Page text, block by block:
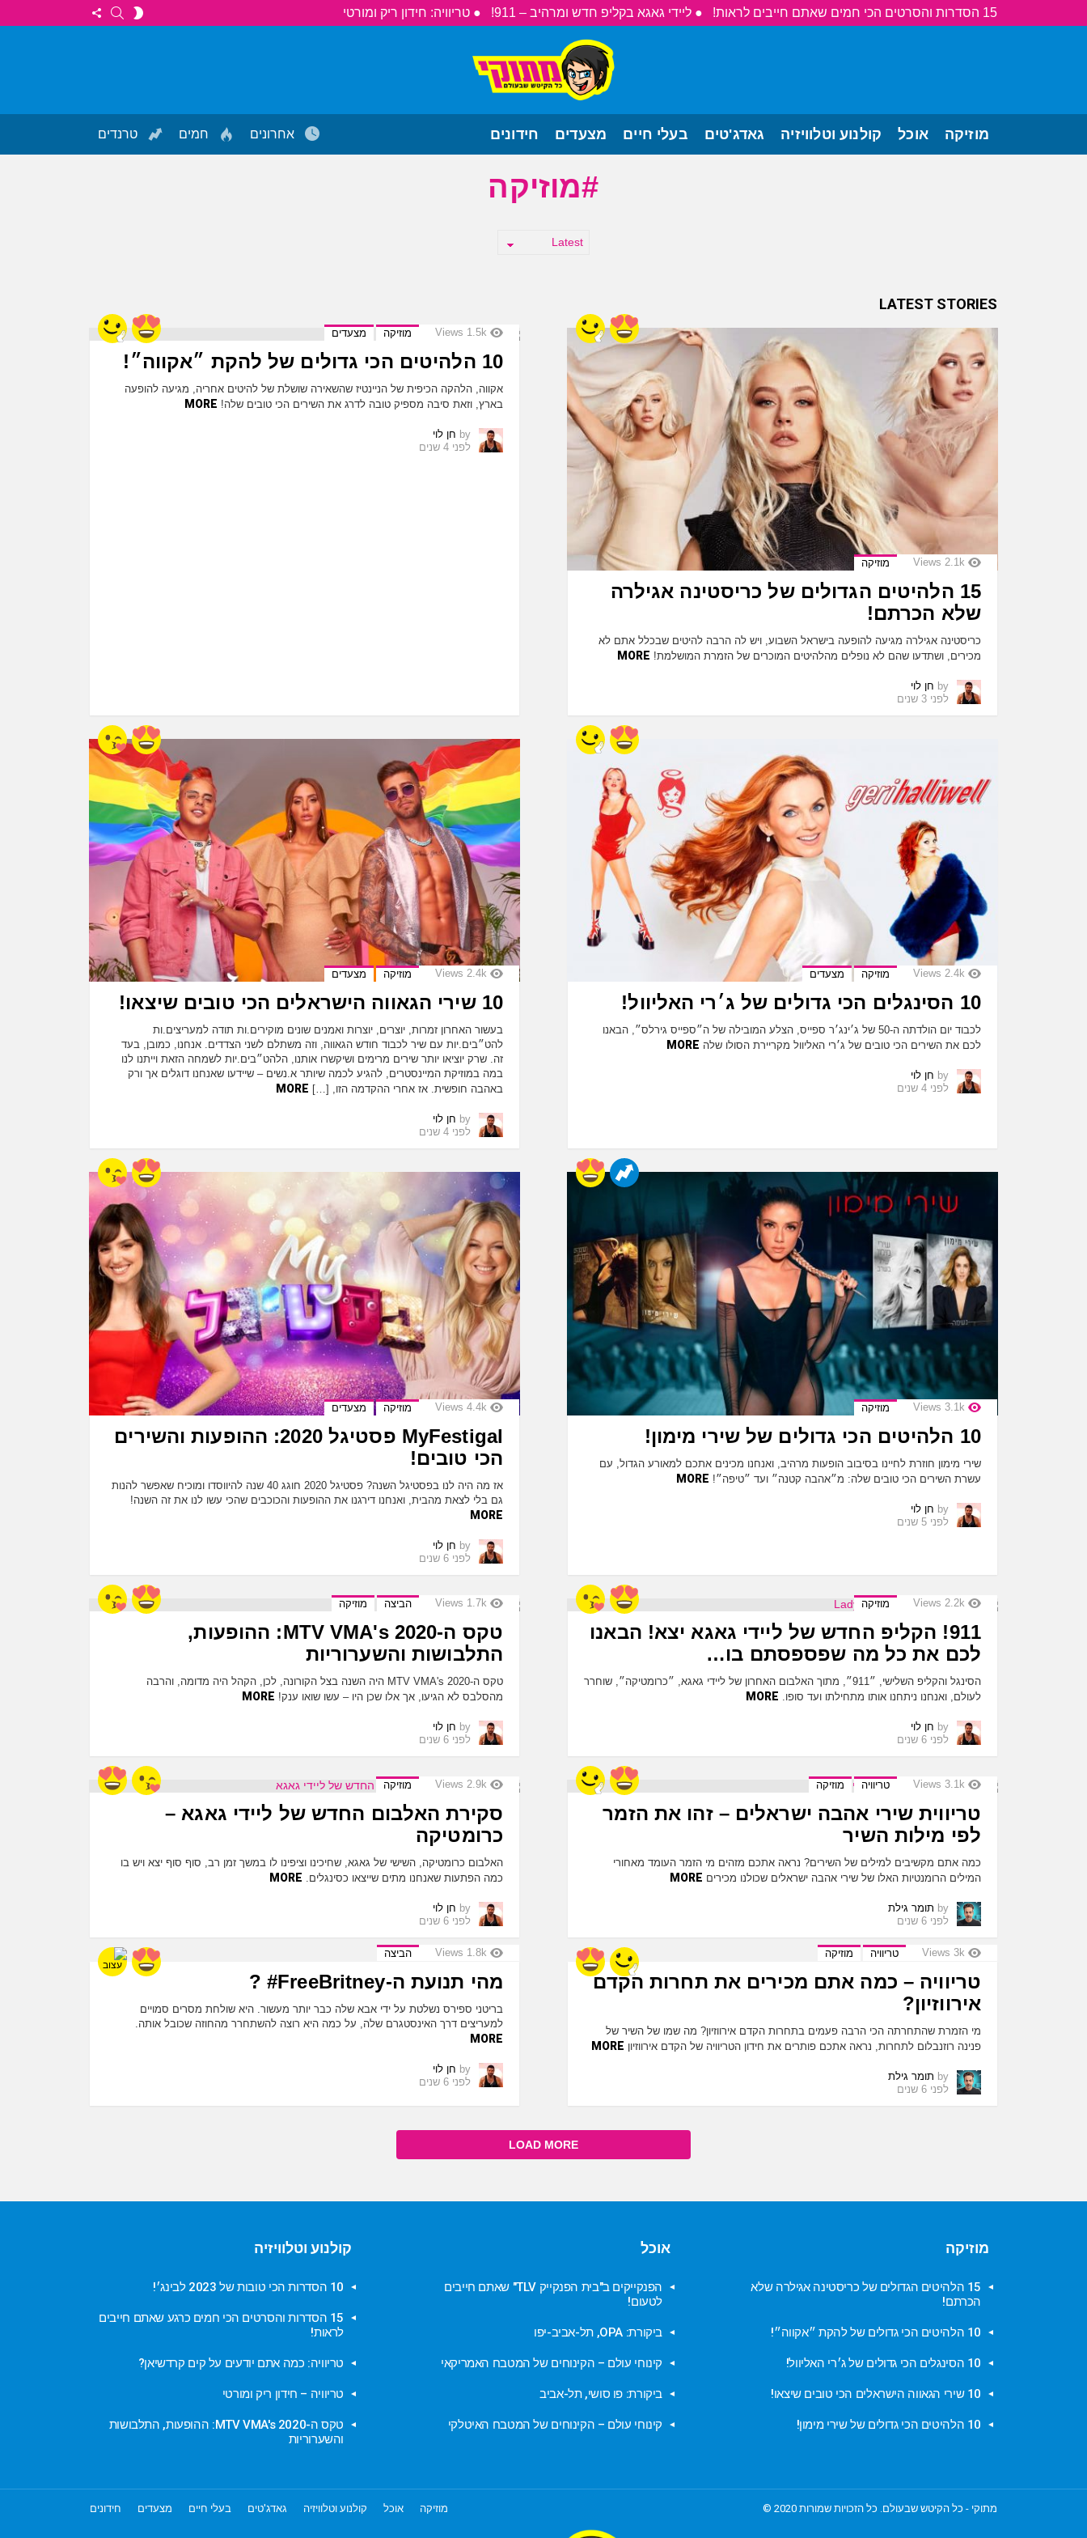
15 הסדרות והסרטים הכי חמים שאתם חייבים לראות! ● ליידי גאגא בקליפ חדש ומרהיב – 911! ● טריוויה: חידון ריק ומורטי
SWITCH
SKIN
SEARCH
מוזיקה אוכל קולנוע וטלוויזיה גאדג'טים בעלי חיים מצעדים חידונים אחרונים חמים טרנדים
מוזיקה
LATEST STORIES
2.1k
Views מוזיקה
15 הלהיטים הגדולים של כריסטינה אגילרה
שלא הכרתם!
כריסטינה אגילרה מגיעה להופעה בישראל השבוע, ויש לה הרבה להיטים שבכלל אתם לא
מכירים, ושתדעו שהם לא נופלים מהלהיטים המוכרים של הזמרת המושלמת! MORE
by חן לוי
לפני 3 שנים
1.5k
Views מוזיקה מצעדים
10 הלהיטים הכי גדולים של להקת ״אקווה״!
אקווה, הלהקה הכיפית של הניינטיז שהשאירה שושלת של להיטים אחריה, מגיעה להופעה
בארץ, וזאת סיבה מספיק טובה לדרג את השירים הכי טובים שלה! MORE
by חן לוי
לפני 4 שנים
2.4k
Views מוזיקה מצעדים
10 הסינגלים הכי גדולים של ג׳רי האליוול!
לכבוד יום הולדתה ה-50 של ג׳ינג׳ר ספייס, הצלע המובילה של ה״ספייס גירלס״, הבאנו
לכם את השירים הכי טובים של ג׳רי האליוול מקריירת הסולו שלה MORE
by חן לוי
לפני 4 שנים
2.4k
Views מוזיקה מצעדים
10 שירי הגאווה הישראלים הכי טובים שיצאו!
בעשור האחרון זמרות, יוצרים, יוצרות ואמנים שונים מוקירים.ות תודה למעריצים.ות
להט״בים.יות עם שיר לכבוד חודש הגאווה, וזה משתלם לשני הצדדים. אנחנו, כמובן, בעד
זה. שרק יוציאו יותר שירים מרימים ושיקשרו אותנו, הלהט״בים.יות לשמחה הזאת וייתנו לנו
במה במוזיקת המיינסטרים, להגיע לכמה שיותר א.נשים – שיידעו שאנחנו דוגלים אך ורק
באהבה חופשית. אז אחרי ההקדמה הזו, […] MORE
by חן לוי
לפני 4 שנים
3.1k
Views מוזיקה
10 הלהיטים הכי גדולים של שירי מימון!
שירי מימון חוזרת לחיינו בסיבוב הופעות מרהיב, ואנחנו מכינים אתכם למאורע הגדול, עם
עשרת השירים הכי טובים שלה: מ״אהבה קטנה״ ועד ״טיפה״! MORE
by חן לוי
לפני 5 שנים
4.4k
Views מוזיקה מצעדים
MyFestigal פסטיגל 2020: ההופעות והשירים
הכי טובים!
אז מה היה לנו בפסטיגל השנה? פסטיגל 2020 חוגג 40 שנה להיווסדו ומוכיח שאפשר להנות
גם בלי לצאת מהבית, ואנחנו דירגנו את ההופעות והכוכבים שהכי עשו לנו את זה השנה!
MORE
by חן לוי
לפני 6 שנים
2.2k
Views מוזיקה
911! הקליפ החדש של ליידי גאגא יצא! הבאנו
לכם את כל מה שפספסתם בו…
הסינגל והקליפ השלישי, ״911״, מתוך האלבום האחרון של ליידי גאגא, ״כרומטיקה״, שוחרר
לעולם, ואנחנו ניתחנו אותו מתחילתו ועד סופו. MORE
by חן לוי
לפני 6 שנים
1.7k
Views הביצה מוזיקה
טקס ה-MTV VMA's 2020: ההופעות,
התלבושות והשערוריות
טקס ה-MTV VMA's 2020 היה השנה בצל הקורונה, לכן, הקהל היה מדומה, והרבה
מהסלבס לא הגיעו, אך אלו שכן היו – עשו שואו ענק! MORE
by חן לוי
לפני 6 שנים
3.1k
Views טריוויה מוזיקה
טריווית שירי אהבה ישראלים – זהו את הזמר
לפי מילות השיר
כמה אתם מקשיבים למילים של השירים? נראה אתכם מזהים מי הזמר העומד מאחורי
המילים הרומנטיות האלו של שירי אהבה ישראלים שכולנו מכירים MORE
by תומר גילת
לפני 6 שנים
2.9k
Views מוזיקה
סקירת האלבום החדש של ליידי גאגא –
כרומטיקה
האלבום כרומטיקה, השישי של גאגא, שחיכינו וציפינו לו במשך זמן רב, סוף סוף יצא ויש בו
כמה הפתעות שאנחנו מתים שייצאו כסינגלים. MORE
by חן לוי
לפני 6 שנים
3k
Views טריוויה מוזיקה
טריוויה – כמה אתם מכירים את תחרות הקדם
אירווזיון?
מי הזמרת שהתחרתה הכי הרבה פעמים בתחרות הקדם אירווזיון? מה שמו של השיר של
פנינה רוזנבלום לתחרות, נראה אתכם פותרים את חידון הטריוויה של הקדם אירווזיון MORE
by תומר גילת
לפני 6 שנים
1.8k
Views הביצה
מהי תנועת ה-FreeBritney# ?
בריטני ספירס נשלטת על ידי אבא שלה כבר יותר מעשור. היא שולחת מסרים סמויים
למעריצים דרך האינסטגרם שלה, על כמה היא רוצה להשתחרר מהחוזה שכובל אותה.
MORE
by חן לוי
לפני 6 שנים
LOAD MORE
מוזיקה
15 הלהיטים הגדולים של כריסטינה אגילרה שלא
הכרתם!
10 הלהיטים הכי גדולים של להקת ״אקווה״!
10 הסינגלים הכי גדולים של ג׳רי האליוול!
10 שירי הגאווה הישראלים הכי טובים שיצאו!
10 הלהיטים הכי גדולים של שירי מימון!
אוכל
הפנקייקים ב"בית הפנקייק TLV" שאתם חייבים
לטעום!
ביקורת: OPA, תל-אביב-יפו
קינוחי עולם – הקינוחים של המטבח האמריקאי
ביקורת: פו סושי, תל-אביב
קינוחי עולם – הקינוחים של המטבח האיטלקי
קולנוע וטלוויזיה
10 הסדרות הכי טובות של 2023 לבינג׳!
15 הסדרות והסרטים הכי חמים כרגע שאתם חייבים
לראות!
טריוויה: כמה אתם יודעים על קים קרדשיאן?
טריוויה – חידון ריק ומורטי
טקס ה-MTV VMA's 2020: ההופעות, התלבושות
והשערוריות
מתוקי - כל הקיטש שבעולם. כל הזכויות שמורות 2020 © מוזיקה אוכל קולנוע וטלוויזיה גאדג'טים בעלי חיים מצעדים חידונים